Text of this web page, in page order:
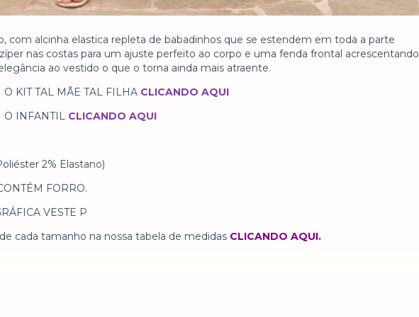
com alcinha elastica repleta de babadinhos que se estendem em toda a parte
nas costas para um ajuste perfeito ao corpo e uma fenda frontal acrescentando
ao vestido o que o torna ainda mais atraente.
KIT TAL MÃE TAL FILHA CLICANDO AQUI
O INFANTIL CLICANDO AQUI
2% Elastano)
FORRO.
VESTE P
cada tamanho na nossa tabela de medidas CLICANDO AQUI.